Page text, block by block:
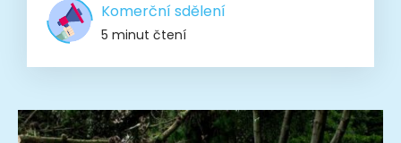
Komerční sdělení
5 minut čtení